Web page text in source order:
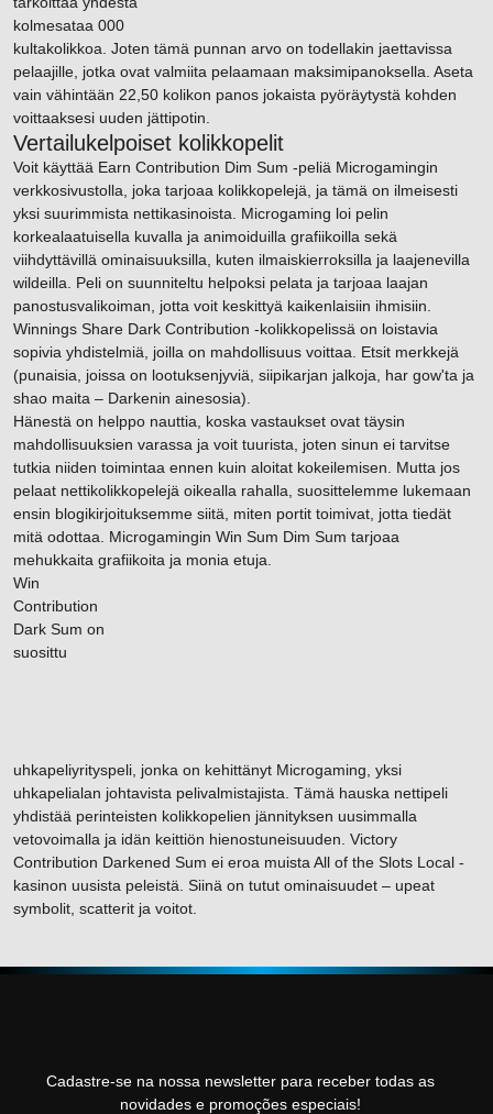
kolmesataa 000
kultakolikkoa. Joten tämä punnan arvo on todellakin jaettavissa
pelaajille, jotka ovat valmiita pelaamaan maksimipanoksella. Aseta
vain vähintään 22,50 kolikon panos jokaista pyöräytystä kohden
voittaaksesi uuden jättipotin.
Vertailukelpoiset kolikkopelit
Voit käyttää Earn Contribution Dim Sum -peliä Microgamingin
verkkosivustolla, joka tarjoaa kolikkopelejä, ja tämä on ilmeisesti
yksi suurimmista nettikasinoista. Microgaming loi pelin
korkealaatuisella kuvalla ja animoiduilla grafiikoilla sekä
viihdyttävillä ominaisuuksilla, kuten ilmaiskierroksilla ja laajenevilla
wildeilla. Peli on suunniteltu helpoksi pelata ja tarjoaa laajan
panostusvalikoiman, jotta voit keskittyä kaikenlaisiin ihmisiin.
Winnings Share Dark Contribution -kolikkopelissä on loistavia
sopivia yhdistelmiä, joilla on mahdollisuus voittaa. Etsit merkkejä
(punaisia, joissa on lootuksenjyviä, siipikarjan jalkoja, har gow'ta ja
shao maita – Darkenin ainesosia).
Hänestä on helppo nauttia, koska vastaukset ovat täysin
mahdollisuuksien varassa ja voit tuurista, joten sinun ei tarvitse
tutkia niiden toimintaa ennen kuin aloitat kokeilemisen. Mutta jos
pelaat nettikolikkopelejä oikealla rahalla, suosittelemme lukemaan
ensin blogikirjoituksemme siitä, miten portit toimivat, jotta tiedät
mitä odottaa. Microgamingin Win Sum Dim Sum tarjoaa
mehukkaita grafiikoita ja monia etuja.
Win
Contribution
Dark Sum on
suosittu
uhkapeliyrityspeli, jonka on kehittänyt Microgaming, yksi
uhkapelialan johtavista pelivalmistajista. Tämä hauska nettipeli
yhdistää perinteisten kolikkopelien jännityksen uusimmalla
vetovoimalla ja idän keittiön hienostuneisuuden. Victory
Contribution Darkened Sum ei eroa muista All of the Slots Local -
kasinon uusista peleistä. Siinä on tutut ominaisuudet – upeat
symbolit, scatterit ja voitot.
Cadastre-se na nossa newsletter para receber todas as
novidades e promoções especiais!